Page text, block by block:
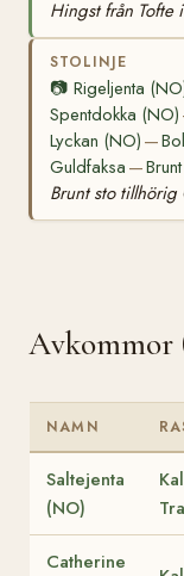
Hingst från Tofte
STOLINJE
📷 Rigeljenta
Spentdokka (NO)
Lyckan (NO) —
Guldfaksa —
Brunt sto tillhörig
Avkommor
NAMN
Saltejenta
(NO)
Catherine